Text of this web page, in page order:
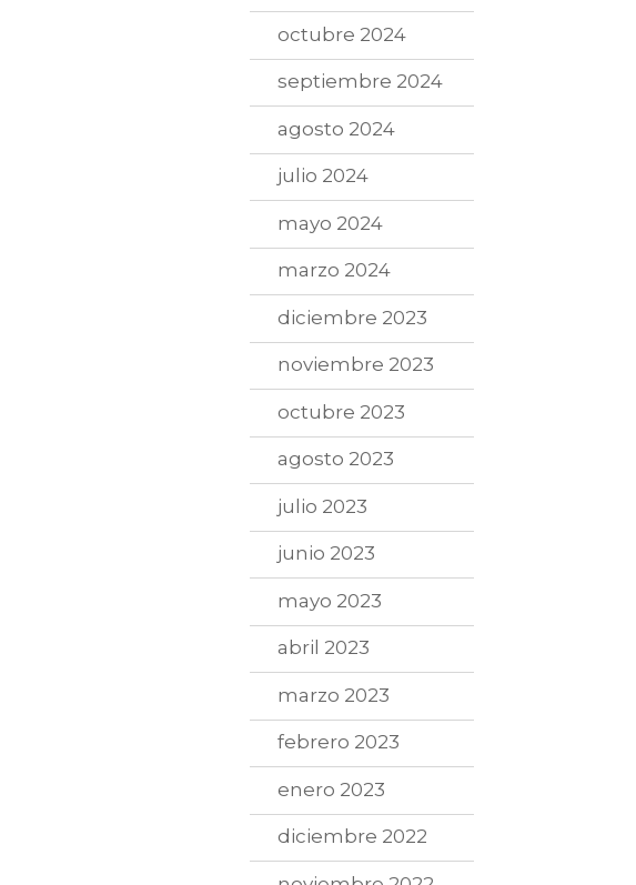
octubre 2024
septiembre 2024
agosto 2024
julio 2024
mayo 2024
marzo 2024
diciembre 2023
noviembre 2023
octubre 2023
agosto 2023
julio 2023
junio 2023
mayo 2023
abril 2023
marzo 2023
febrero 2023
enero 2023
diciembre 2022